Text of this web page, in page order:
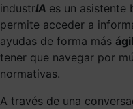
industrIA es un asistente
permite acceder a
ayudas de forma más
tener que navegar por
normativas.
A través de una